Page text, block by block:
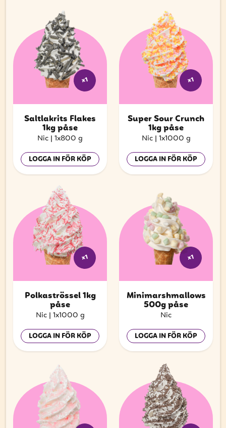
x1
Saltlakrits Flakes
1kg påse
Nic | 1x800 g
LOGGA IN FÖR KÖP
x1
Super Sour Crunch
1kg påse
Nic | 1x1000 g
LOGGA IN FÖR KÖP
x1
Polkaströssel 1kg
påse
Nic | 1x1000 g
LOGGA IN FÖR KÖP
x1
Minimarshmallows
500g påse
Nic
LOGGA IN FÖR KÖP